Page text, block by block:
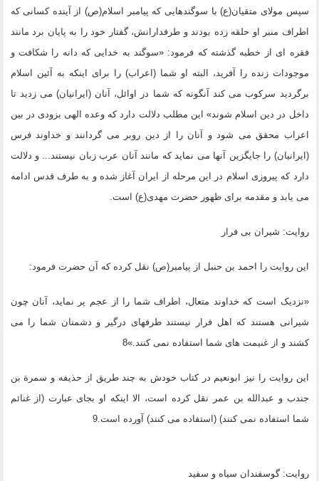
سپس مولاى متقیان(ع) با سوگندهایى که پیامبر اسلام(ص) از آینده کسانى که
اطراف منبر او حلقه زده بودند و طرفدارانش، گفتار خود را به پایان برد مانند
فقره اى از خطبه گذشته که فرمود: «سوگند به خدایى که دانه را شکافت و
موجودات زنده را آفرید، البته او شما (اعراب) را براى اینکه به آئین اسلام
برگردید سرکوب مى کند آنگونه که شما در اوائل، آنان (ایرانیان) مى زدید تا
داخل در دین اسلام شوند» این مطلب دلالت دارد که وعده الهى بزودى در بین
اعراب محقق مى شود و آنان را از دین روبر مى گردانند و خداوند فرس
(ایرانیان) را جایگزین آنها مى نماید که مانند آنان عرب زبان نیستند... و دلالت
دارد که پیروزى اسلام در این مرحله از ایران آغاز شده و به طرف قدس ادامه
مى یابد و مقدمه براى ظهور حضرت مهدى(ع) است.
روایت: شیران بى فرار
این روایت را احمد بن حنبل از پیامبر(ص) نقل کرده که آن حضرت فرمود:
«نزدیک است که خداوند متعال، اطراف شما را از عجم پر نماید، آنان چون
شیرانى هستند که اهل فرار نیستند طرفهاى درگیر و دشمنان شما را مى
کشند و از غنیمت هاى شما استفاده نمى کنند.»8
این روایت را نیز ابونعیم در کتاب خودش به چند طریق از حذیفه و سمرة بن
جندب و عبدالله بن عمر نقل کرده است، الا اینکه او بجاى عبارت (از غنائم
شما استفاده نمى کنند) (استفاده مى کنند) آورده است.9
روایت: گوسفندان سیاه و سفید